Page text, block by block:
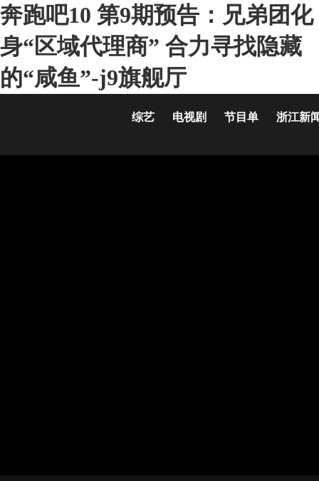
奔跑吧10 第9期预告：兄弟团化
身“区域代理商” 合力寻找隐藏
的“咸鱼”-j9旗舰厅
综艺 电视剧 节目单 浙江新